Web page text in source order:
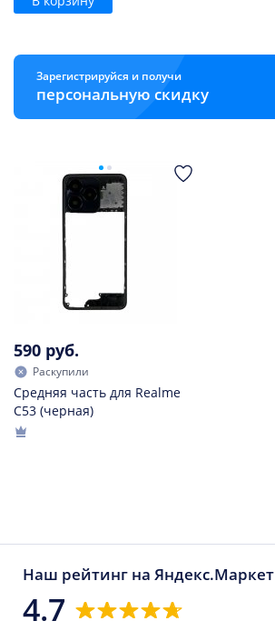
Зарегистрируйся и получи
персональную скидку
590 руб.
Раскупили
Средняя часть для Realme
C53 (черная)
Наш рейтинг на Яндекс.Маркет
4.7